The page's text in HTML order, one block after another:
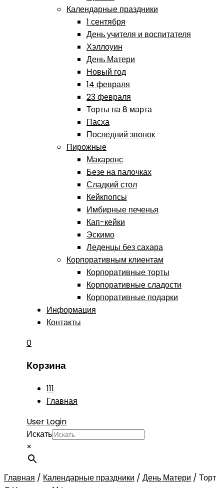
Календарные праздники
1 сентября
День учителя и воспитателя
Хэллоуин
День Матери
Новый год
14 февраля
23 февраля
Торты на 8 марта
Пасха
Последний звонок
Пирожные
Макаронс
Безе на палочках
Сладкий стол
Кейкпопсы
Имбирные печенья
Кап-кейки
Эскимо
Леденцы без сахара
Корпоративным клиентам
Корпоративные торты
Корпоративные сладости
Корпоративные подарки
Информация
Контакты
0
Корзина
111
Главная
User Login
Искать
×
Главная / Календарные праздники / День Матери / Торт